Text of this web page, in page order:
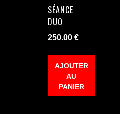
SÉANCE
DUO
250.00 €
AJOUTER
AU
PANIER